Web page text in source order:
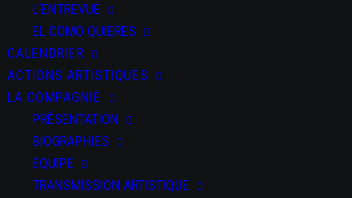
L’ENTREVUE
EL COMO QUIERES
CALENDRIER
ACTIONS ARTISTIQUES
LA COMPAGNIE
PRÉSENTATION
BIOGRAPHIES
EQUIPE
TRANSMISSION ARTISTIQUE
PARTAGEZ CET
ÉVÉNEMENT